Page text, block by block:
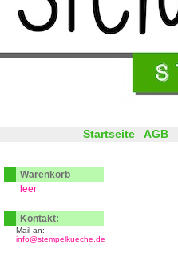
Startseite AGB
Warenkorb
leer
Kontakt:
Mail an:
info@stempelkueche.de